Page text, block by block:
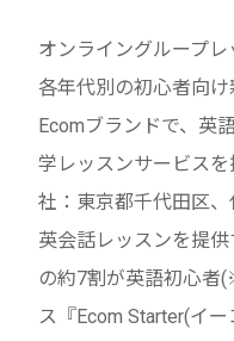
オンライングループ
各年代別の初心者向
Ecomブランドで、英
学レッスンサービス
社：東京都千代田区
英会話レッスンを提
の約7割が英語初心者
ス『Ecom Starter(イ